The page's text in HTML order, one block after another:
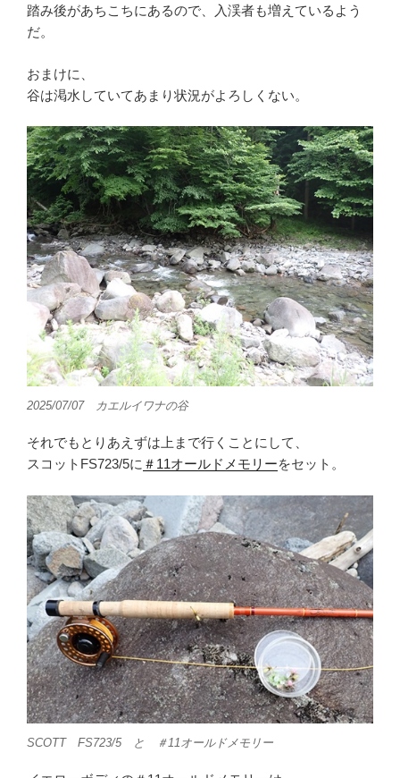
踏み後があちこちにあるので、入渓者も増えているよう
だ。
おまけに、
谷は渇水していてあまり状況がよろしくない。
2025/07/07 カエルイワナの谷
それでもとりあえずは上まで行くことにして、
スコットFS723/5に ＃11オールドメモリーをセット。
SCOTT FS723/5 と ＃11オールドメモリー